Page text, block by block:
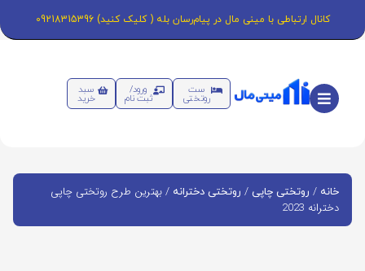
کانال ارتباطی با مینی مال در پیام‌رسان بله ( کلیک کنید) 09218315396
ست
روتختی
ورود/
ثبت نام
سبد
خرید
خانه / روتختی چاپی / روتختی دخترانه / بهترین طرح روتختی چاپی
دخترانه 2023